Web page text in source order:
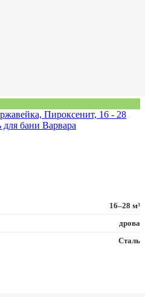
Пироксенит, 16 - 28
для бани Варвара
16–28 м³
дрова
Сталь